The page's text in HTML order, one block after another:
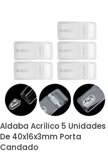
Aldaba Acrílico 5 Unidades
De 40x16x3mm Porta
Candado